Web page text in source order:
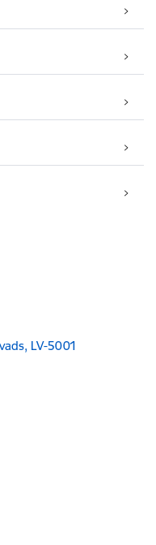
LV-5001